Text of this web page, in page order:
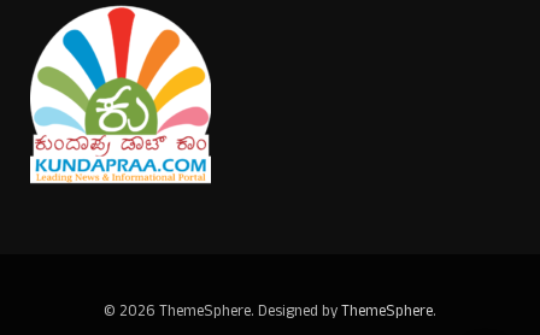
© 2026 ThemeSphere. Designed byThemeSphere.